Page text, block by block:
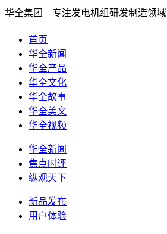
华全集团 专注发电机组研发制造领域
首页
华全新闻
华全产品
华全文化
华全故事
华全美文
华全视频
华全新闻
焦点时评
纵观天下
新品发布
用户体验